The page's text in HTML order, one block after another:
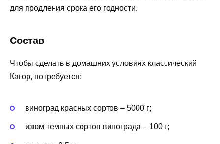
для продления срока его годности.
Состав
Чтобы сделать в домашних условиях классический
Кагор, потребуется:
виноград красных сортов – 5000 г;
изюм темных сортов винограда – 100 г;